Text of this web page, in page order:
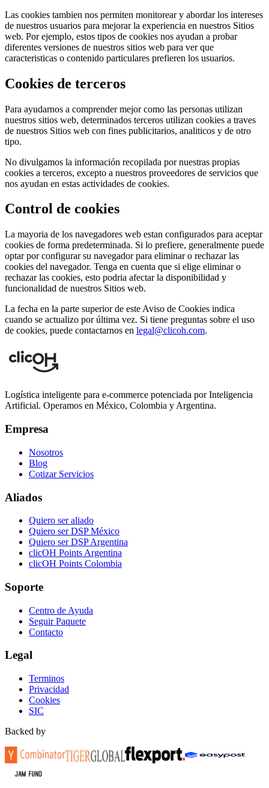
Las cookies tambien nos permiten monitorear y abordar los intereses
de nuestros usuarios para mejorar la experiencia en nuestros Sitios
web. Por ejemplo, estos tipos de cookies nos ayudan a probar
diferentes versiones de nuestros sitios web para ver que
caracteristicas o contenido particulares prefieren los usuarios.
Cookies de terceros
Para ayudarnos a comprender mejor como las personas utilizan
nuestros sitios web, determinados terceros utilizan cookies a traves
de nuestros Sitios web con fines publicitarios, analiticos y de otro
tipo.
No divulgamos la información recopilada por nuestras propias
cookies a terceros, excepto a nuestros proveedores de servicios que
nos ayudan en estas actividades de cookies.
Control de cookies
La mayoria de los navegadores web estan configurados para aceptar
cookies de forma predeterminada. Si lo prefiere, generalmente puede
optar por configurar su navegador para eliminar o rechazar las
cookies del navegador. Tenga en cuenta que si elige eliminar o
rechazar las cookies, esto podria afectar la disponibilidad y
funcionalidad de nuestros Sitios web.
La fecha en la parte superior de este Aviso de Cookies indica
cuando se actualizo por última vez. Si tiene preguntas sobre el uso
de cookies, puede contactarnos en legal@clicoh.com.
Logística inteligente para e-commerce potenciada por Inteligencia
Artificial. Operamos en México, Colombia y Argentina.
Empresa
Nosotros
Blog
Cotizar Servicios
Aliados
Quiero ser aliado
Quiero ser DSP México
Quiero ser DSP Argentina
clicOH Points Argentina
clicOH Points Colombia
Soporte
Centro de Ayuda
Seguir Paquete
Contacto
Legal
Terminos
Privacidad
Cookies
SIC
Backed by